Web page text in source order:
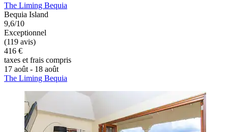
The Liming Bequia
Bequia Island
9,6/10
Exceptionnel
(119 avis)
416 €
taxes et frais compris
17 août - 18 août
The Liming Bequia